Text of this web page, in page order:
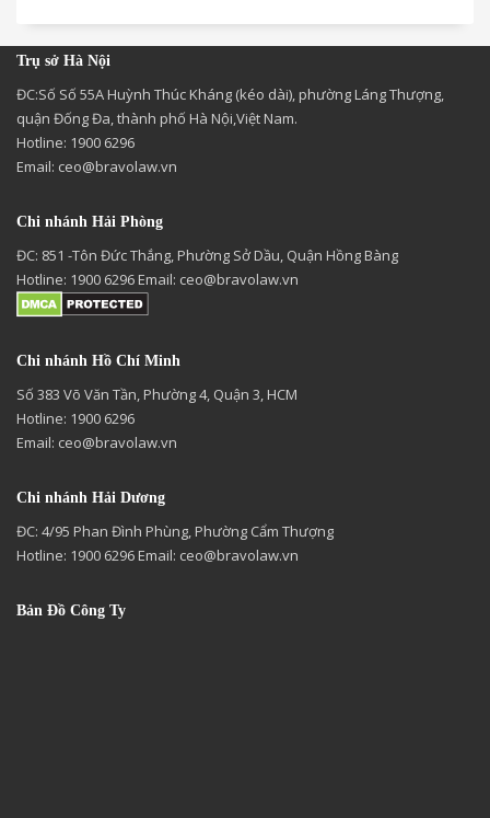
Trụ sở Hà Nội
ĐC:Số Số 55A Huỳnh Thúc Kháng (kéo dài), phường Láng Thượng,
quận Đống Đa, thành phố Hà Nội,Việt Nam.
Hotline: 1900 6296
Email: ceo@bravolaw.vn
Chi nhánh Hải Phòng
ĐC: 851 -Tôn Đức Thắng, Phường Sở Dầu, Quận Hồng Bàng
Hotline: 1900 6296 Email: ceo@bravolaw.vn
Chi nhánh Hồ Chí Minh
Số 383 Võ Văn Tần, Phường 4, Quận 3, HCM
Hotline: 1900 6296
Email: ceo@bravolaw.vn
Chi nhánh Hải Dương
ĐC: 4/95 Phan Đình Phùng, Phường Cẩm Thượng
Hotline: 1900 6296 Email: ceo@bravolaw.vn
Bản Đồ Công Ty